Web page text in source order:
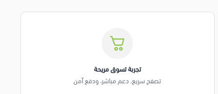
تجربة تسوق مريحة
تصفح سريع، دعم مباشر، ودفع آمن